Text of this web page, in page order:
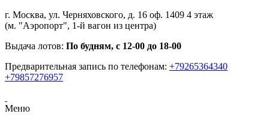
г. Москва, ул. Черняховского, д. 16 оф. 1409 4 этаж
(м. "Аэропорт", 1-й вагон из центра)
Выдача лотов: По будням, с 12-00 до 18-00
Предварительная запись по телефонам: +79265364340
+79857276957
Меню